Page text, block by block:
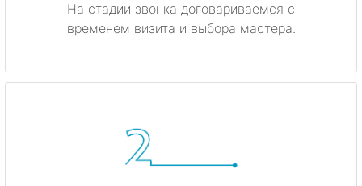
На стадии звонка договариваемся с
временем визита и выбора мастера.